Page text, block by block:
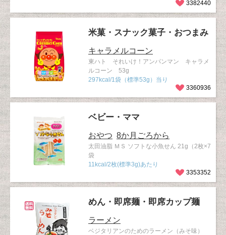
3382440
米菓・スナック菓子・おつまみ
キャラメルコーン
東ハト それいけ！アンパンマン キャラメ
ルコーン 53g
297kcal/1袋（標準53g）当り
3360936
ベビー・ママ
おやつ 8か月ごろから
太田油脂 ＭＳ ソフトな小魚せん 21g（2枚×7
袋
11kcal/2枚(標準3g)あたり
3353352
めん・即席麺・即席カップ麺
ラーメン
ベジタリアンのためのラーメン（みそ味）